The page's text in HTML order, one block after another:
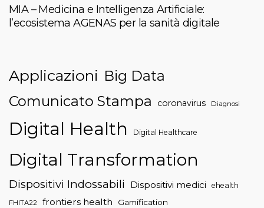
MIA – Medicina e Intelligenza Artificiale:
l’ecosistema AGENAS per la sanità digitale
Applicazioni Big Data
Comunicato Stampa
coronavirus Diagnosi
Digital Health Digital Healthcare
Digital Transformation
Dispositivi Indossabili Dispositivi medici ehealth
FHITA22 frontiers health Gamification